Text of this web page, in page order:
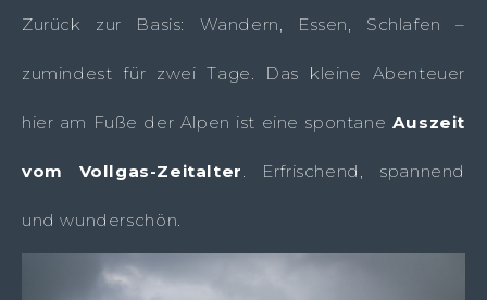
Zurück zur Basis: Wandern, Essen, Schlafen –
zumindest für zwei Tage. Das kleine Abenteuer
hier am Fuße der Alpen ist eine spontane Auszeit
vom Vollgas-Zeitalter. Erfrischend, spannend
und wunderschön.